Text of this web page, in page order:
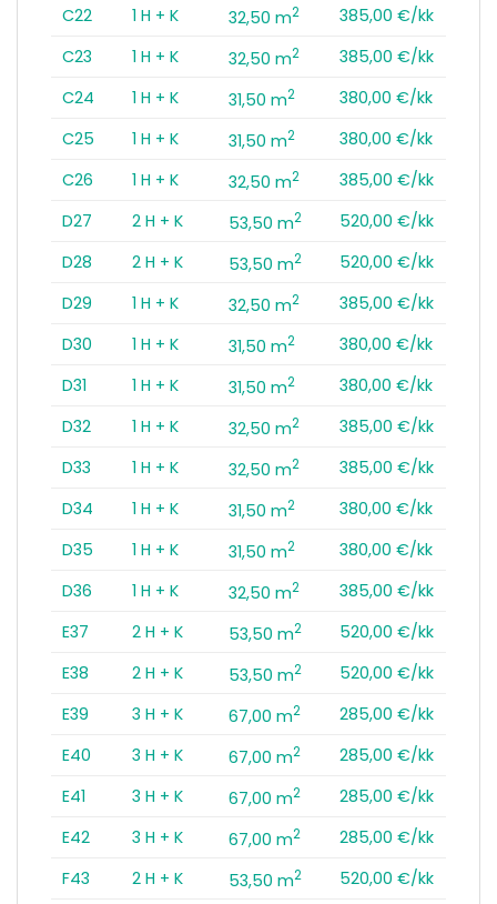
C22
1 H + K 32,50 m2
385,00 €/kk
C23
1 H + K 32,50 m2
385,00 €/kk
C24
1 H + K 31,50 m2
380,00 €/kk
C25
1 H + K 31,50 m2
380,00 €/kk
C26
1 H + K 32,50 m2
385,00 €/kk
D27
2 H + K 53,50 m2
520,00 €/kk
D28
2 H + K 53,50 m2
520,00 €/kk
D29
1 H + K 32,50 m2
385,00 €/kk
D30
1 H + K 31,50 m2
380,00 €/kk
D31
1 H + K 31,50 m2
380,00 €/kk
D32
1 H + K 32,50 m2
385,00 €/kk
D33
1 H + K 32,50 m2
385,00 €/kk
D34
1 H + K 31,50 m2
380,00 €/kk
D35
1 H + K 31,50 m2
380,00 €/kk
D36
1 H + K 32,50 m2
385,00 €/kk
E37
2 H + K 53,50 m2
520,00 €/kk
E38
2 H + K 53,50 m2
520,00 €/kk
E39
3 H + K 67,00 m2
285,00 €/kk
E40
3 H + K 67,00 m2
285,00 €/kk
E41
3 H + K 67,00 m2
285,00 €/kk
E42
3 H + K 67,00 m2
285,00 €/kk
F43
2 H + K 53,50 m2
520,00 €/kk